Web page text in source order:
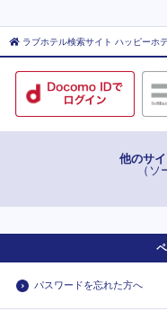
ラブホテル検索サイト ハッピーホ
他のサ
（
パスワードを忘れた方へ